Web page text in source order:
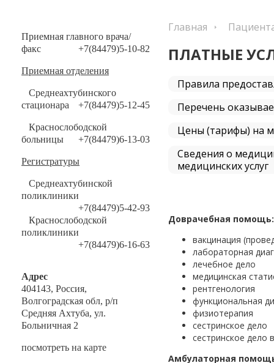
Приемная главного врача/
факс
+7(84479)5-10-82
Приемная отделения
Среднеахтубинского
стационара
+7(84479)5-12-45
Краснослободской
больницы
+7(84479)6-13-03
Регистратуры
Среднеахтубинской
поликлиники
+7(84479)5-42-93
Краснослободской
поликлиники
+7(84479)6-16-63
Адрес
404143, Россия,
Волгоградская обл, р/п
Средняя Ахтуба, ул.
Больничная 2
посмотреть на карте
Главная
ПЛАТНЫЕ
Правила
Перечень
Цены (тарифы) на
Сведения о
медицинских услуг
Доврачебная помощь:
вакцинация
лабораторная
лечебное дело
медицинская
рентгенология
функциональная
физиотерапия
сестринское дело
сестринское дело
Амбулаторная